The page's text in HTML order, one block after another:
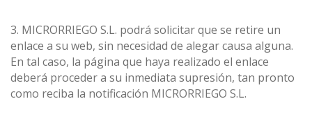
3. MICRORRIEGO S.L. podrá solicitar que se retire un
enlace a su web, sin necesidad de alegar causa alguna.
En tal caso, la página que haya realizado el enlace
deberá proceder a su inmediata supresión, tan pronto
como reciba la notificación MICRORRIEGO S.L.